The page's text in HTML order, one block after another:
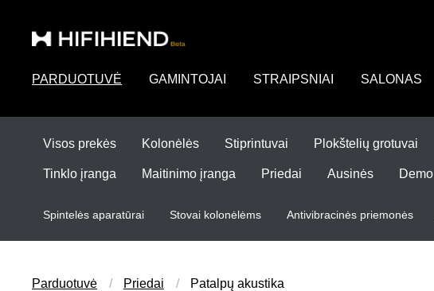
PARDUOTUVĖ GAMINTOJAI STRAIPSNIAI SALONAS
Visos prekės Kolonėlės Stiprintuvai Plokštelių grotuvai
Tinklo įranga Maitinimo įranga Priedai Ausinės Demo
Spintelės aparatūrai Stovai kolonėlėms Antivibracinės priemonės
Parduotuvė Priedai Patalpų akustika